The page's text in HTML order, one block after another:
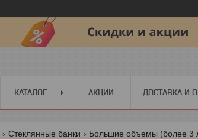
КАТАЛОГ АКЦИИ ДОСТАВКА И
Стеклянные банки Большие объемы (более 3